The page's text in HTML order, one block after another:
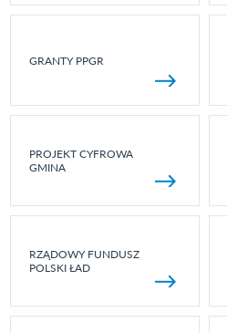
GRANTY PPGR
PROJEKT CYFROWA
GMINA
RZĄDOWY FUNDUSZ
POLSKI ŁAD